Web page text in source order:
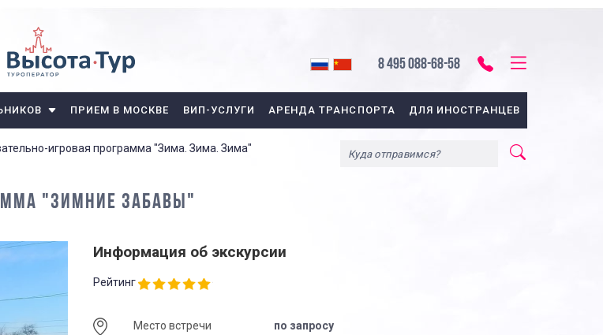
8 495 088-68-58
ПРИЕМ В МОСКВЕ ВИП-УСЛУГИ АРЕНДА ТРАНСПОРТА ДЛЯ ИНОСТРАНЦЕВ
игровая программа "Зима. Зима. Зима"
"ЗИМНИЕ ЗАБАВЫ"
Информация об экскурсии
Рейтинг
Место встречи
по запросу